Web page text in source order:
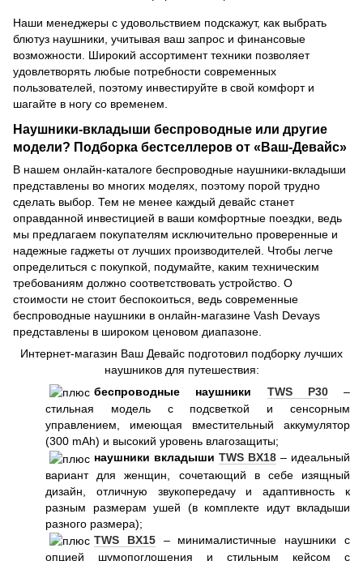
Наши менеджеры с удовольствием подскажут, как выбрать
блютуз наушники, учитывая ваш запрос и финансовые
возможности. Широкий ассортимент техники позволяет
удовлетворять любые потребности современных
пользователей, поэтому инвестируйте в свой комфорт и
шагайте в ногу со временем.
Наушники-вкладыши беспроводные или другие
модели? Подборка бестселлеров от «Ваш-Девайс»
В нашем онлайн-каталоге беспроводные наушники-вкладыши
представлены во многих моделях, поэтому порой трудно
сделать выбор. Тем не менее каждый девайс станет
оправданной инвестицией в ваши комфортные поездки, ведь
мы предлагаем покупателям исключительно проверенные и
надежные гаджеты от лучших производителей. Чтобы легче
определиться с покупкой, подумайте, каким техническим
требованиям должно соответствовать устройство. О
стоимости не стоит беспокоиться, ведь современные
беспроводные наушники в онлайн-магазине Vash Devays
представлены в широком ценовом диапазоне.
Интернет-магазин Ваш Девайс подготовил подборку лучших
наушников для путешествия:
беспроводные наушники TWS P30–
стильная модель с подсветкой и сенсорным
управлением, имеющая вместительный аккумулятор
(300 mAh) и высокий уровень влагозащиты;
наушники вкладыши TWS BX18 – идеальный
вариант для женщин, сочетающий в себе изящный
дизайн, отличную звукопередачу и адаптивность к
разным размерам ушей (в комплекте идут вкладыши
разного размера);
TWS BX15– минималистичные наушники с
опцией шумопоглощения и стильным кейсом с